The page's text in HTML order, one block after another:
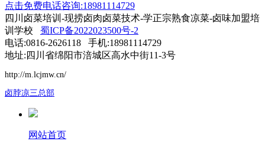
点击免费电话咨询:18981114729
四川卤菜培训-现捞卤肉卤菜技术-学正宗熟食凉菜-卤味加盟培
训学校 蜀ICP备2022023500号-2
电话:0816-2626118 手机:18981114729
地址:四川省绵阳市涪城区高水中街11-3号
http://m.lcjmw.cn/
卤脖凉三总部
网站首页